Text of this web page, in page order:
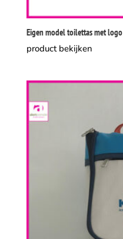
Eigen model toilettas met logo
product bekijken